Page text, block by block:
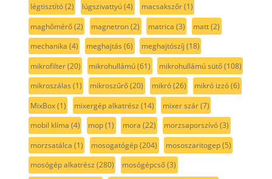
légtisztító(2) lúgszivattyú(4) macsakszőr(1)
maghőmérő(2) magnetron(2) matrica (3) matt(2)
mechanika (4) meghajtás (6) meghajtószíj (18)
mikrofilter(20) mikrohullámú(61) mikrohullámú sütő(108)
mikroszálas (1) mikroszűrő(20) mikró(26) mikró izzó(6)
MixBox(1) mixergép alkatrész (14) mixer szár(7)
mobil klíma (4) mop(1) mora (22) morzsaporszívó(3)
morzsatálca (1) mosogatógép(204) mososzaritogep(5)
mosógép alkatrész (280) mosógépcső(3)